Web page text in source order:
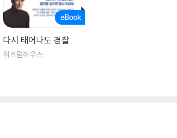
다시 태어나도 경찰
위즈덤하우스